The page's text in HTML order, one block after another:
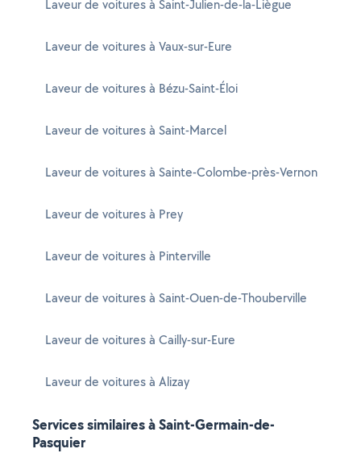
Laveur de voitures à Saint-Julien-de-la-Liègue
Laveur de voitures à Vaux-sur-Eure
Laveur de voitures à Bézu-Saint-Éloi
Laveur de voitures à Saint-Marcel
Laveur de voitures à Sainte-Colombe-près-Vernon
Laveur de voitures à Prey
Laveur de voitures à Pinterville
Laveur de voitures à Saint-Ouen-de-Thouberville
Laveur de voitures à Cailly-sur-Eure
Laveur de voitures à Alizay
Services similaires à Saint-Germain-de-
Pasquier